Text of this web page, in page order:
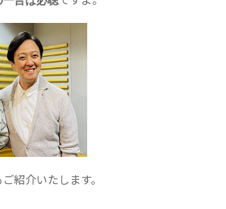
紹介いたします。